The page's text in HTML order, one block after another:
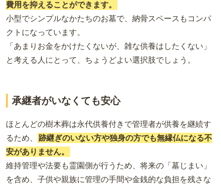
費用を抑えることができます。
小型でシンプルなかたちのお墓で、納骨スペースもコンパ
クトになっています。
「あまりお金をかけたくないが、雑な供養はしたくない」
と考える人にとって、ちょうどよい選択肢でしょう。
承継者がいなくても安心
ほとんどの樹木葬は永代供養付きで管理者が供養を継続す
るため、
跡継ぎのいない方や独身の方でも無縁仏になる不
安がありません。
維持管理や法要も霊園側が行うため、将来の「墓じまい」
を含め、子供や親族に管理の手間や金銭的な負担を残さな